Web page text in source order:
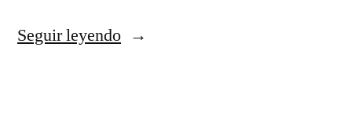
Seguir leyendo«camiseta